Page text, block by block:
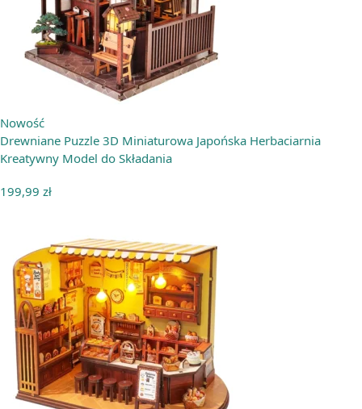
Nowość
Drewniane Puzzle 3D Miniaturowa Japońska Herbaciarnia
Kreatywny Model do Składania
199,99 zł